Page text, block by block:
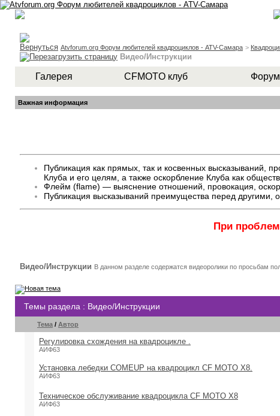
Atvforum.org Форум любителей квадроциклов - ATV-Самара >
Видео/Инструкции
Галерея CFMOTO клуб
Важная информация
Публикация как прямых, так и косвенных высказываний,
Клуба и его целям, а также оскорбление Клуба как
Флейм (flame) — выяснение отношений, провокация,
Публикация высказываний преимущества перед
При
Видео/Инструкции В данном разделе содержатся видеоролики по просьбам
Темы раздела : Видео/Инструкции
Тема / Автор
Регулировка схождения на квадроцикле .
АИФ63
Установка лебедки COMEUP на квадроцикл CF MOTO X8.
АИФ63
Техническое обслуживание квадроцикла CF MOTO X8
АИФ63